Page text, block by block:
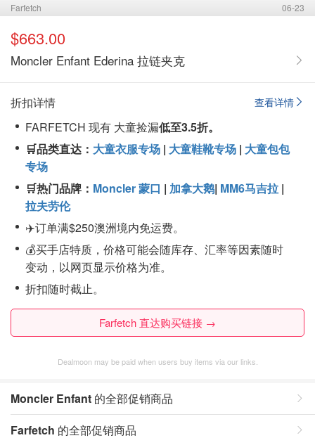
Farfetch 06-23
$663.00
Moncler Enfant Ederina 拉链夹克
查看详情
折扣详情
FARFETCH 现有 大童捡漏低至3.5折。
🛒品类直达： 大童衣服专场 | 大童鞋靴专场 | 大童包包
专场
🛒热门品牌： Moncler 蒙口 | 加拿大鹅| MM6马吉拉 |
拉夫劳伦
✈️订单满$250澳洲境内免运费。
💰买手店特质，价格可能会随库存、汇率等因素随时
变动，以网页显示价格为准。
折扣随时截止。
Farfetch 直达购买链接 →
Dealmoon may be paid when users buy items via our links.
Moncler Enfant 的全部促销商品
Farfetch 的全部促销商品